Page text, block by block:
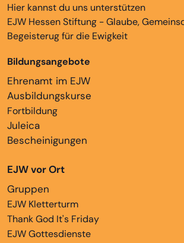
Hier kannst du uns unterstützen
EJW Hessen Stiftung - Glaube,
Begeisterug für die Ewigkeit
Bildungsangebote
Ehrenamt im EJW
Ausbildungskurse
Fortbildung
Juleica
Bescheinigungen
EJW vor Ort
Gruppen
EJW Kletterturm
Thank God It's Friday
EJW Gottesdienste